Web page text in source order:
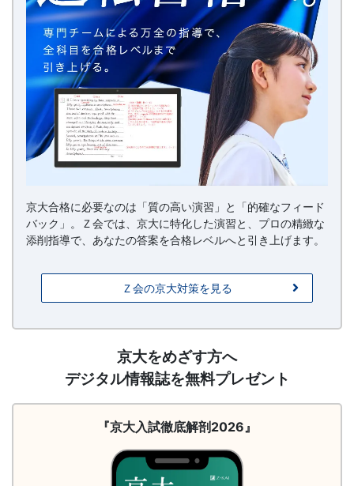
京大合格に必要なのは「質の高い演習」と「的確なフィード
バック」。Ｚ会では、京大に特化した演習と、プロの精緻な
添削指導で、あなたの答案を合格レベルへと引き上げます。
Ｚ会の京大対策を見る
底
京大をめざす方へ
デジタル情報誌を無料プレゼント
『京大入試徹底解剖2026』